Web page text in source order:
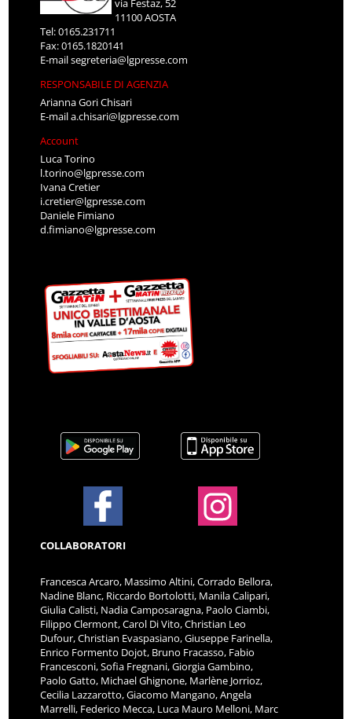
via Festaz, 52
11100 AOSTA
Tel: 0165.231711
Fax: 0165.1820141
E-mailsegreteria@lgpresse.com
RESPONSABILE DI AGENZIA
Arianna Gori Chisari
E-maila.chisari@lgpresse.com
Account
Luca Torino
l.torino@lgpresse.com
Ivana Cretier
i.cretier@lgpresse.com
Daniele Fimiano
d.fimiano@lgpresse.com
COLLABORATORI
Francesca Arcaro, Massimo Altini, Corrado Bellora,
Nadine Blanc, Riccardo Bortolotti, Manila Calipari,
Giulia Calisti, Nadia Camposaragna, Paolo Ciambi,
Filippo Clermont, Carol Di Vito, Christian Leo
Dufour, Christian Evaspasiano, Giuseppe Farinella,
Enrico Formento Dojot, Bruno Fracasso, Fabio
Francesconi, Sofia Fregnani, Giorgia Gambino,
Paolo Gatto, Michael Ghignone, Marlène Jorrioz,
Cecilia Lazzarotto, Giacomo Mangano, Angela
Marrelli, Federico Mecca, Luca Mauro Melloni, Marc